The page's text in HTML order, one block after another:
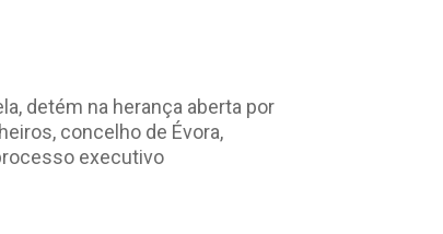
detém na herança aberta por
concelho de Évora,
executivo